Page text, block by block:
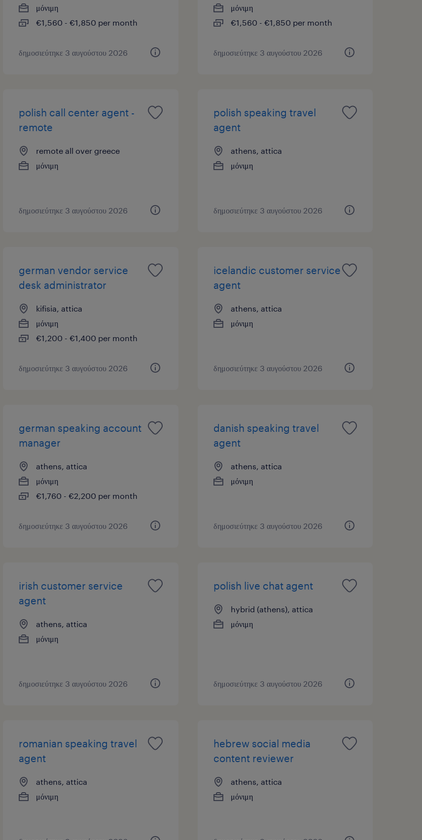
μόνιμη
€1,560 - €1,850 per month
δημοσιεύτηκε 3 αυγούστου 2026
μόνιμη
€1,560 - €1,850 per month
δημοσιεύτηκε 3 αυγούστου 2026
polish call center agent -
remote
remote all over greece
μόνιμη
δημοσιεύτηκε 3 αυγούστου 2026
polish speaking travel
agent
athens, attica
μόνιμη
δημοσιεύτηκε 3 αυγούστου 2026
german vendor service
desk administrator
kifisia, attica
μόνιμη
€1,200 - €1,400 per month
δημοσιεύτηκε 3 αυγούστου 2026
icelandic customer service
agent
athens, attica
μόνιμη
δημοσιεύτηκε 3 αυγούστου 2026
german speaking account
manager
athens, attica
μόνιμη
€1,760 - €2,200 per month
δημοσιεύτηκε 3 αυγούστου 2026
danish speaking travel
agent
athens, attica
μόνιμη
δημοσιεύτηκε 3 αυγούστου 2026
irish customer service
agent
athens, attica
μόνιμη
δημοσιεύτηκε 3 αυγούστου 2026
polish live chat agent
hybrid (athens), attica
μόνιμη
δημοσιεύτηκε 3 αυγούστου 2026
romanian speaking travel
agent
athens, attica
μόνιμη
hebrew social media
content reviewer
athens, attica
μόνιμη